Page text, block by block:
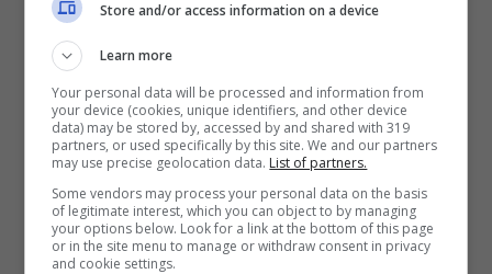
l’allenatore per provare a cambiare e cercare
una svolta immediata già dopo la sosta
Nazionali.
Esonero in Serie A:
chiamano Roberto Mancini
Store and/or access information on a device
Learn more
Your personal data will be processed and information from
your device (cookies, unique identifiers, and other device
data) may be stored by, accessed by and shared with 319
partners, or used specifically by this site. We and our partners
may use precise geolocation data. List of partners.
Some vendors may process your personal data on the basis
of legitimate interest, which you can object to by managing
your options below. Look for a link at the bottom of this page
or in the site menu to manage or withdraw consent in privacy
and cookie settings.